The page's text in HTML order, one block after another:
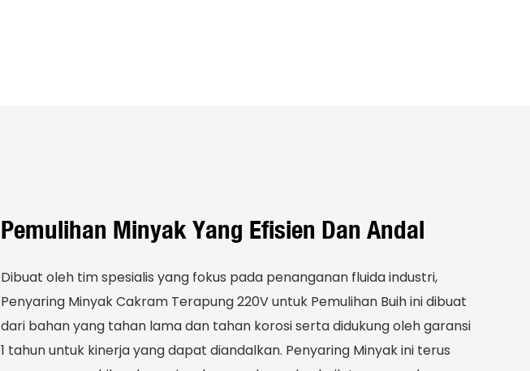
Pemulihan Minyak Yang Efisien Dan Andal
Dibuat oleh tim spesialis yang fokus pada penanganan fluida industri,
Penyaring Minyak Cakram Terapung 220V untuk Pemulihan Buih ini dibuat
dari bahan yang tahan lama dan tahan korosi serta didukung oleh garansi
1 tahun untuk kinerja yang dapat diandalkan. Penyaring Minyak ini terus